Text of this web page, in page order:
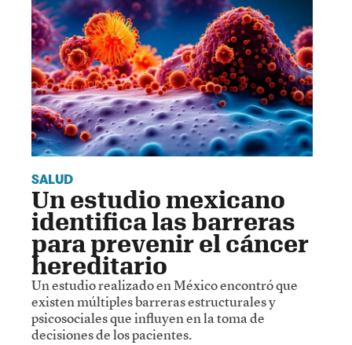
SALUD
Un estudio mexicano
identifica las barreras
para prevenir el cáncer
hereditario
Un estudio realizado en México encontró que
existen múltiples barreras estructurales y
psicosociales que influyen en la toma de
decisiones de los pacientes.